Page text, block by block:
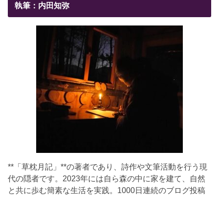
執筆：内田知弥
**「草枕月記」**の著者であり、詩作や文筆活動を行う現
代の隠者です。2023年には自ら森の中に家を建て、自然
と共に歩む簡素な生活を実践。1000日連続のブログ投稿